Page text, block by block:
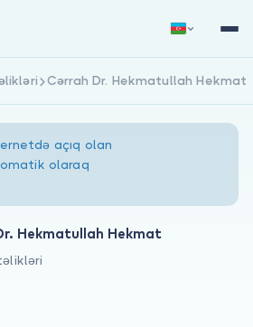
Daxil Ol
Cərrah Dr. Hekmatullah Hekmat
açıq olan
olaraq
Hekmatullah Hekmat